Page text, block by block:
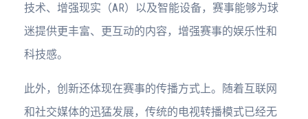
技术、增强现实（AR）以及智能设备，赛事能够为球
迷提供更丰富、更互动的内容，增强赛事的娱乐性和
科技感。
此外，创新还体现在赛事的传播方式上。随着互联网
和社交媒体的迅猛发展，传统的电视转播模式已经无